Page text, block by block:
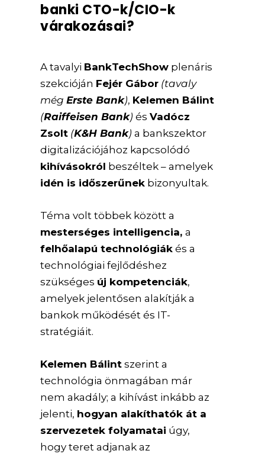
banki CTO-k/CIO-k
várakozásai?
A tavalyi BankTechShow plenáris
szekcióján Fejér Gábor (tavaly
mégErste Bank), Kelemen Bálint
(Raiffeisen Bank) ésVadócz
Zsolt (K&H Bank) a bankszektor
digitalizációjához kapcsolódó
kihívásokról beszéltek – amelyek
idén is időszerűnek bizonyultak.
Téma volt többek között a
mesterséges intelligencia,a
felhőalapú technológiák és a
technológiai fejlődéshez
szükséges új kompetenciák,
amelyek jelentősen alakítják a
bankok működését és IT-
stratégiáit.
Kelemen Bálint szerint a
technológia önmagában már
nem akadály; a kihívást inkább az
jelenti, hogyan alakíthatók át a
szervezetek folyamatai úgy,
hogy teret adjanak az